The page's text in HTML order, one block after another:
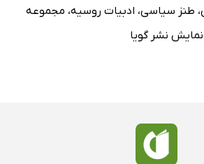
، طنز سیاسی، ادبیات روسیه، مجموعه
نشر گویا